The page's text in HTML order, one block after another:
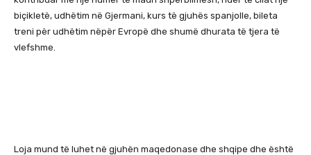
biçikletë, udhëtim në Gjermani, kurs të gjuhës spanjolle, bileta
treni për udhëtim nëpër Evropë dhe shumë dhurata të tjera të
vlefshme.
Loja mund të luhet në gjuhën maqedonase dhe shqipe dhe është